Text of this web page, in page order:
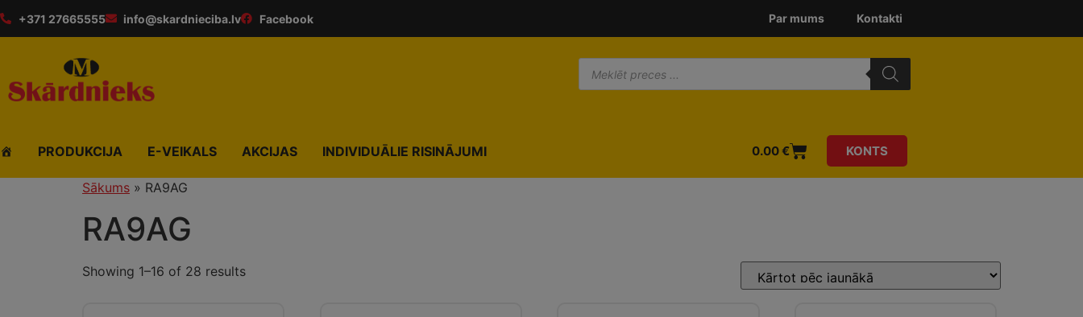
+371 27665555 info@skardnieciba.lv Facebook Par mums Kontakti
PRODUKCIJA E-VEIKALS AKCIJAS INDIVIDUĀLIE RISINĀJUMI 0.00€ KONTS
Sākums » RA9AG
RA9AG
Showing 1–16 of 28 results